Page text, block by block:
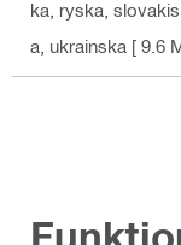
ka, ryska,
a, ukrainska [ 9.6